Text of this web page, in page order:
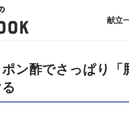
献立
ン酢でさっぱり